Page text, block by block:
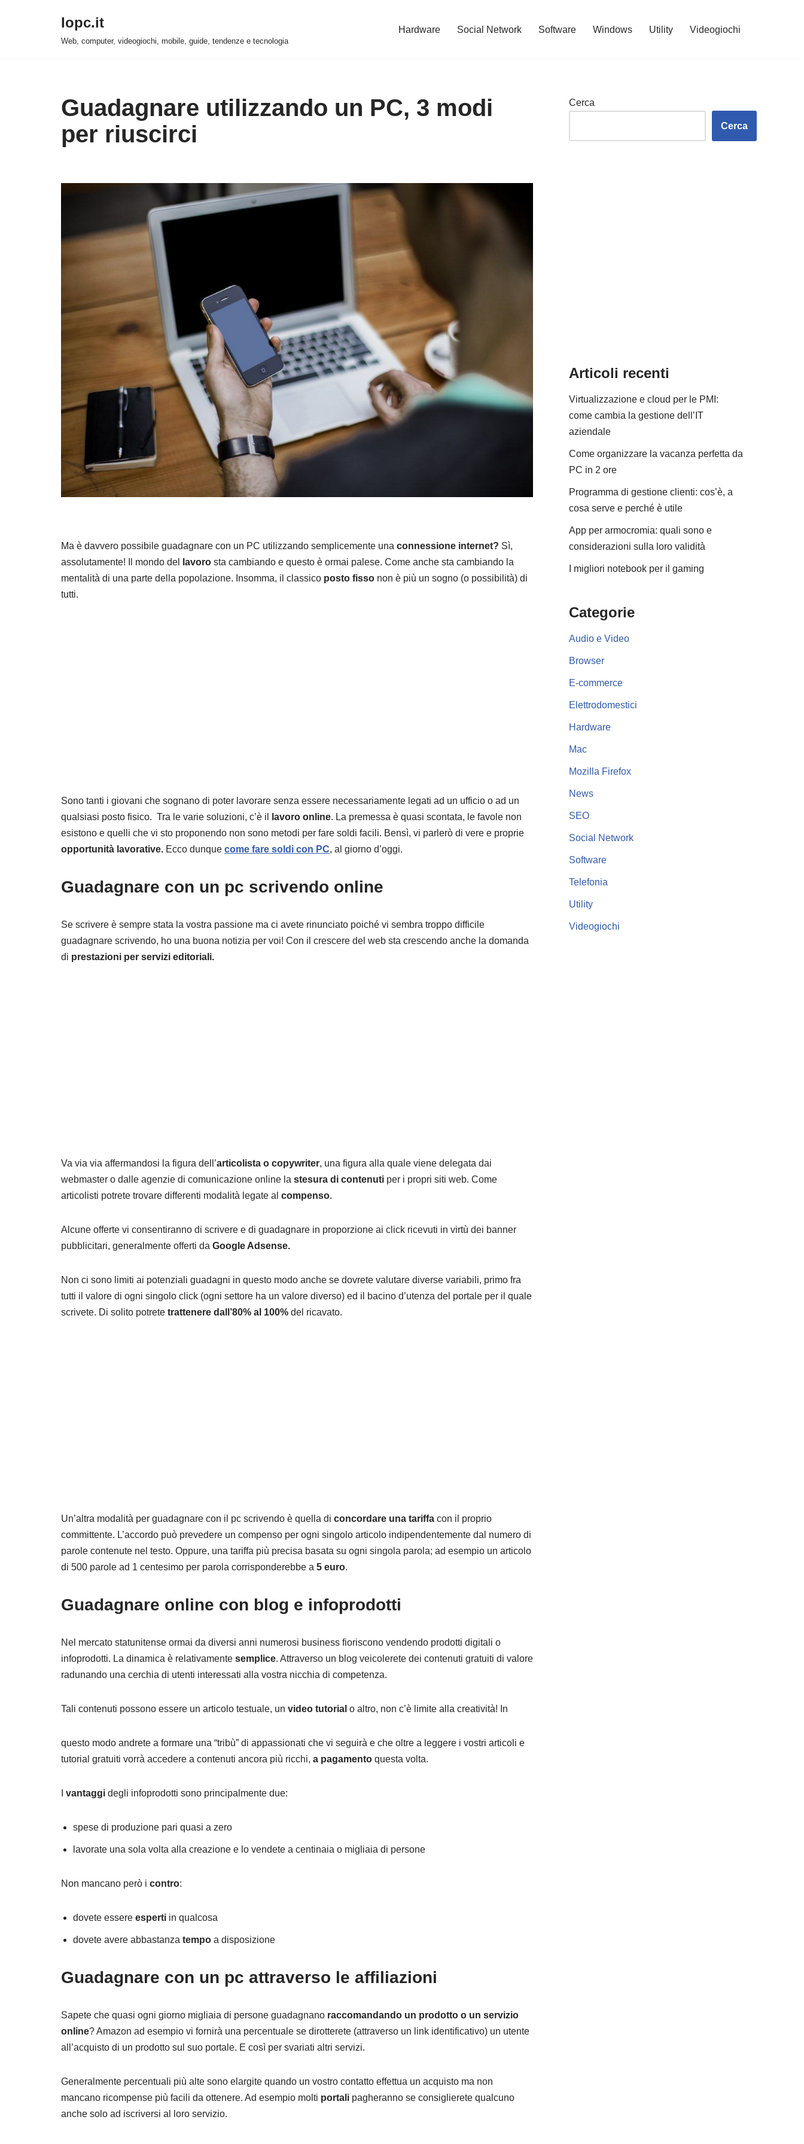
Iopc.it
Web, computer, videogiochi, mobile, guide, tendenze e tecnologia
Hardware Social Network Software Windows Utility Videogiochi
Guadagnare utilizzando un PC, 3 modi
per riuscirci
Ma è davvero possibile guadagnare con un PC utilizzando semplicemente una connessione internet? Sì,
assolutamente! Il mondo del
lavoro sta cambiando e questo è ormai palese. Come anche sta cambiando la
mentalità di una parte della popolazione. Insomma, il classico posto fisso non è più un sogno (o possibilità) di
tutti.
Sono tanti i giovani che sognano di poter lavorare senza essere necessariamente legati ad un ufficio o ad un
qualsiasi posto fisico. Tra le varie soluzioni, c’è il
lavoro online. La premessa è quasi scontata, le favole non
esistono e quelli che vi sto proponendo non sono metodi per fare soldi facili. Bensì, vi parlerò di vere e proprie
opportunità lavorative. Ecco dunque come fare soldi con PC, al giorno d’oggi.
Guadagnare con un pc scrivendo online
Se scrivere è sempre stata la vostra passione ma ci avete rinunciato poiché vi sembra troppo difficile
guadagnare scrivendo, ho una buona notizia per voi! Con il crescere del web sta crescendo anche la domanda
di prestazioni per servizi editoriali.
Va via via affermandosi la figura dell’articolista o copywriter, una figura alla quale viene delegata dai
webmaster o dalle agenzie di comunicazione online la stesura di contenuti per i propri siti web. Come
articolisti potrete trovare differenti modalità legate al compenso.
Alcune offerte vi consentiranno di scrivere e di guadagnare in proporzione ai click ricevuti in virtù dei banner
pubblicitari, generalmente offerti da Google Adsense.
Non ci sono limiti ai potenziali guadagni in questo modo anche se dovrete valutare diverse variabili, primo fra
tutti il valore di ogni singolo click (ogni settore ha un valore diverso) ed il bacino d’utenza del portale per il quale
scrivete. Di solito potrete trattenere dall’80% al 100% del ricavato.
Un’altra modalità per guadagnare con il pc scrivendo è quella di concordare una tariffa con il proprio
committente. L’accordo può prevedere un compenso per ogni singolo articolo indipendentemente dal numero di
parole contenute nel testo. Oppure, una tariffa più precisa basata su ogni singola parola; ad esempio un articolo
di 500 parole ad 1 centesimo per parola corrisponderebbe a 5 euro.
Guadagnare online con blog e infoprodotti
Nel mercato statunitense ormai da diversi anni numerosi business fioriscono vendendo prodotti digitali o
infoprodotti. La dinamica è relativamente semplice. Attraverso un blog veicolerete dei contenuti gratuiti di valore
radunando una cerchia di utenti interessati alla vostra nicchia di competenza.
Tali contenuti possono essere un articolo testuale, un video tutorial o altro, non c’è limite alla creatività! In
questo modo andrete a formare una “tribù” di appassionati che vi seguirà e che oltre a leggere i vostri articoli e
tutorial gratuiti vorrà accedere a contenuti ancora più ricchi, a pagamento questa volta.
vantaggi degli infoprodotti sono principalmente due:
spese di produzione pari quasi a zero
lavorate una sola volta alla creazione e lo vendete a centinaia o migliaia di persone
Non mancano però i contro:
dovete essere esperti in qualcosa
dovete avere abbastanza tempo a disposizione
Guadagnare con un pc attraverso le affiliazioni
Sapete che quasi ogni giorno migliaia di persone guadagnano raccomandando un prodotto o un servizio
online? Amazon ad esempio vi fornirà una percentuale se dirotterete (attraverso un link identificativo) un utente
all’acquisto di un prodotto sul suo portale. E così per svariati altri servizi.
Generalmente percentuali più alte sono elargite quando un vostro contatto effettua un acquisto ma non
mancano ricompense più facili da ottenere. Ad esempio molti portali pagheranno se consiglierete qualcuno
anche solo ad iscriversi al loro servizio.
Cerca
Cerca
Articoli recenti
Virtualizzazione e cloud per le PMI:
come cambia la gestione dell’IT
aziendale
Come organizzare la vacanza perfetta da
PC in 2 ore
Programma di gestione clienti: cos’è, a
cosa serve e perché è utile
App per armocromia: quali sono e
considerazioni sulla loro validità
I migliori notebook per il gaming
Categorie
Audio e Video
Browser
E-commerce
Elettrodomestici
Hardware
Mac
Mozilla Firefox
News
SEO
Social Network
Software
Telefonia
Utility
Videogiochi